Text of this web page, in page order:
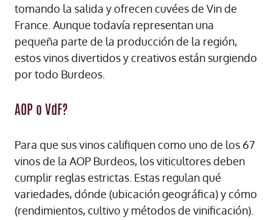
tomando la salida y ofrecen cuvées de Vin de
France. Aunque todavía representan una
pequeña parte de la producción de la región,
estos vinos divertidos y creativos están surgiendo
por todo Burdeos.
AOP o VdF?
Para que sus vinos califiquen como uno de los 67
vinos de la AOP Burdeos, los viticultores deben
cumplir reglas estrictas. Estas regulan qué
variedades, dónde (ubicación geográfica) y cómo
(rendimientos, cultivo y métodos de vinificación).